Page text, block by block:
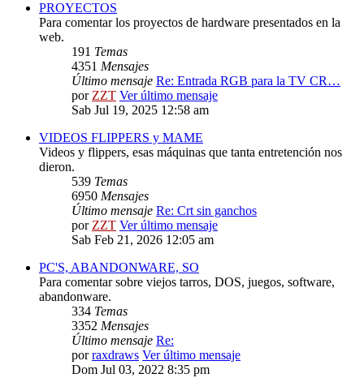
PROYECTOS
Para comentar los proyectos de hardware presentados en la
web.
191 Temas
4351 Mensajes
Último mensaje Re: Entrada RGB para la TV CR…
porZZT Ver último mensaje
Sab Jul 19, 2025 12:58 am
VIDEOS FLIPPERS y MAME
Videos y flippers, esas máquinas que tanta entretención nos
dieron.
539 Temas
6950 Mensajes
Último mensaje Re: Crt sin ganchos
porZZT Ver último mensaje
Sab Feb 21, 2026 12:05 am
PC'S, ABANDONWARE, SO
Para comentar sobre viejos tarros, DOS, juegos, software,
abandonware.
334 Temas
3352 Mensajes
Último mensaje Re:
porraxdraws Ver último mensaje
Dom Jul 03, 2022 8:35 pm